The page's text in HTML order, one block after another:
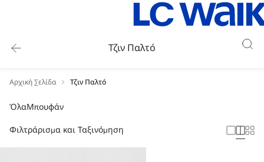
Τζιν Παλτό
Αρχική Σελίδα Τζιν Παλτό
ΌλαΜπουφάν
Φιλτράρισμα και Ταξινόμηση